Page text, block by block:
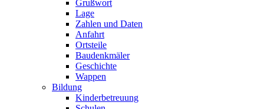
Grußwort
Lage
Zahlen und Daten
Anfahrt
Ortsteile
Baudenkmäler
Geschichte
Wappen
Bildung
Kinderbetreuung